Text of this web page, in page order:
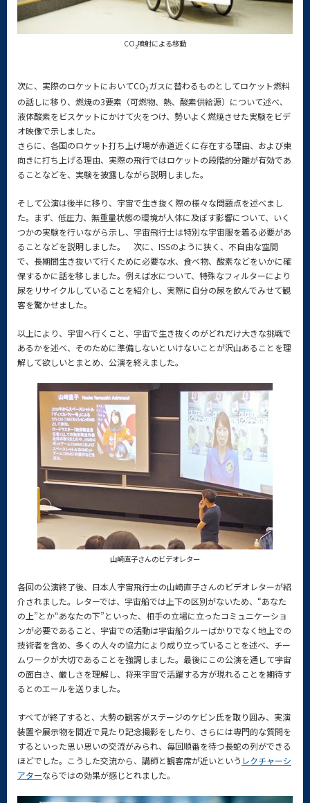
CO2噴射による移動
次に、実際のロケットにおいてCO2ガスに替わるものとしてロケット燃料
の話しに移り、燃焼の3要素（可燃物、熱、酸素供給源）について述べ、
液体酸素をビスケットにかけて火をつけ、勢いよく燃焼させた実験をビデ
オ映像で示しました。
さらに、各国のロケット打ち上げ場が赤道近くに存在する理由、および東
向きに打ち上げる理由、実際の飛行ではロケットの段階的分離が有効であ
ることなどを、実験を披露しながら説明しました。
そして公演は後半に移り、宇宙で生き抜く際の様々な問題点を述べまし
た。まず、低圧力、無重量状態の環境が人体に及ぼす影響について、いく
つかの実験を行いながら示し、宇宙飛行士は特別な宇宙服を着る必要があ
ることなどを説明しました。 次に、ISSのように狭く、不自由な空間
で、長期間生き抜いて行くために必要な水、食べ物、酸素などをいかに確
保するかに話を移しました。例えば水について、特殊なフィルターにより
尿をリサイクルしていることを紹介し、実際に自分の尿を飲んでみせて観
客を驚かせました。
以上により、宇宙へ行くこと、宇宙で生き抜くのがどれだけ大きな挑戦で
あるかを述べ、そのために準備しないといけないことが沢山あることを理
解して欲しいとまとめ、公演を終えました。
山崎直子さんのビデオレター
各回の公演終了後、日本人宇宙飛行士の山崎直子さんのビデオレターが紹
介されました。レターでは、宇宙船では上下の区別がないため、“あなた
の上”とか“あなたの下”といった、相手の立場に立ったコミュニケーショ
ンが必要であること、宇宙での活動は宇宙船クルーばかりでなく地上での
技術者を含め、多くの人々の協力により成り立っていることを述べ、チー
ムワークが大切であることを強調しました。最後にこの公演を通して宇宙
の面白さ、厳しさを理解し、将来宇宙で活躍する方が現れることを期待す
るとのエールを送りました。
すべてが終了すると、大勢の観客がステージのケビン氏を取り囲み、実演
装置や展示物を間近で見たり記念撮影をしたり、さらには専門的な質問を
するといった思い思いの交流がみられ、毎回順番を待つ長蛇の列ができる
ほどでした。こうした交流から、講師と観客席が近いという レクチャーシ
アターならではの効果が感じとれました。